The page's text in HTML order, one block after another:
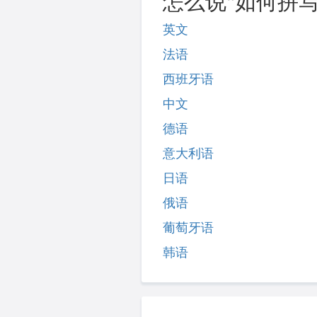
英文
法语
西班牙语
中文
德语
意大利语
日语
俄语
葡萄牙语
韩语